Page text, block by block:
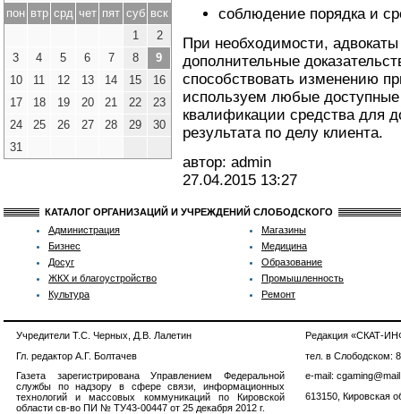
пон втр срд чет пят суб вск
1
2
3
4 5 6 7 8
9
10
11 12 13 14 15
16
17
18 19 20 21 22
23
24
25 26 27 28 29
30
31
соблюдение порядка и
При необходимости,
дополнительные
способствовать изменению
используем любые
квалификации средства для
результата по делу клиента.
автор: admin
27.04.2015 13:27
КАТАЛОГ ОРГАНИЗАЦИЙ И УЧРЕЖДЕНИЙ СЛОБОДСКОГО
Администрация
Бизнес
Досуг
ЖКХ и благоустройство
Культура
Магазины
Медицина
Образование
Промышленность
Ремонт
Учредители Т.С. Черных, Д.В. Лалетин
Гл. редактор А.Г. Болтачев
Газета зарегистрирована Управлением Федеральной
службы по надзору в сфере связи, информационных
технологий и массовых коммуникаций по Кировской
области св-во ПИ № ТУ43-00447 от 25 декабря 2012 г.
Редакция «СКАТ-
тел. в Слободском:
e-mail:
613150, Кировская